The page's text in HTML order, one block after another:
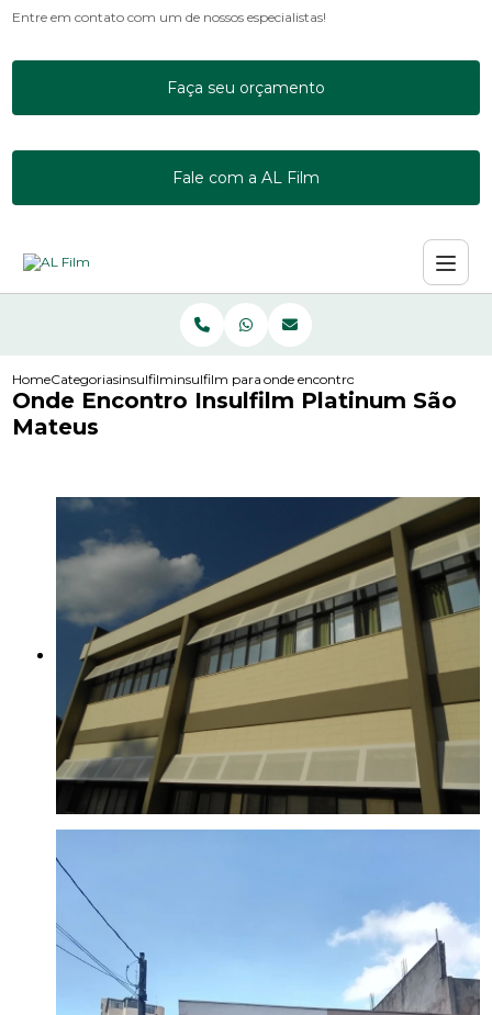
Entre em contato com um de nossos especialistas!
Faça seu orçamento
Fale com a AL Film
HomeCategoriasinsulfilminsulfilm para acrilicoonde encontro insulfilm platinum
Onde Encontro Insulfilm Platinum São
Mateus